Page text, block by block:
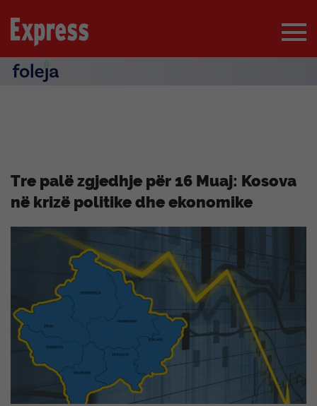
Tre palë zgjedhje për 16 Muaj: Kosova
në krizë politike dhe ekonomike